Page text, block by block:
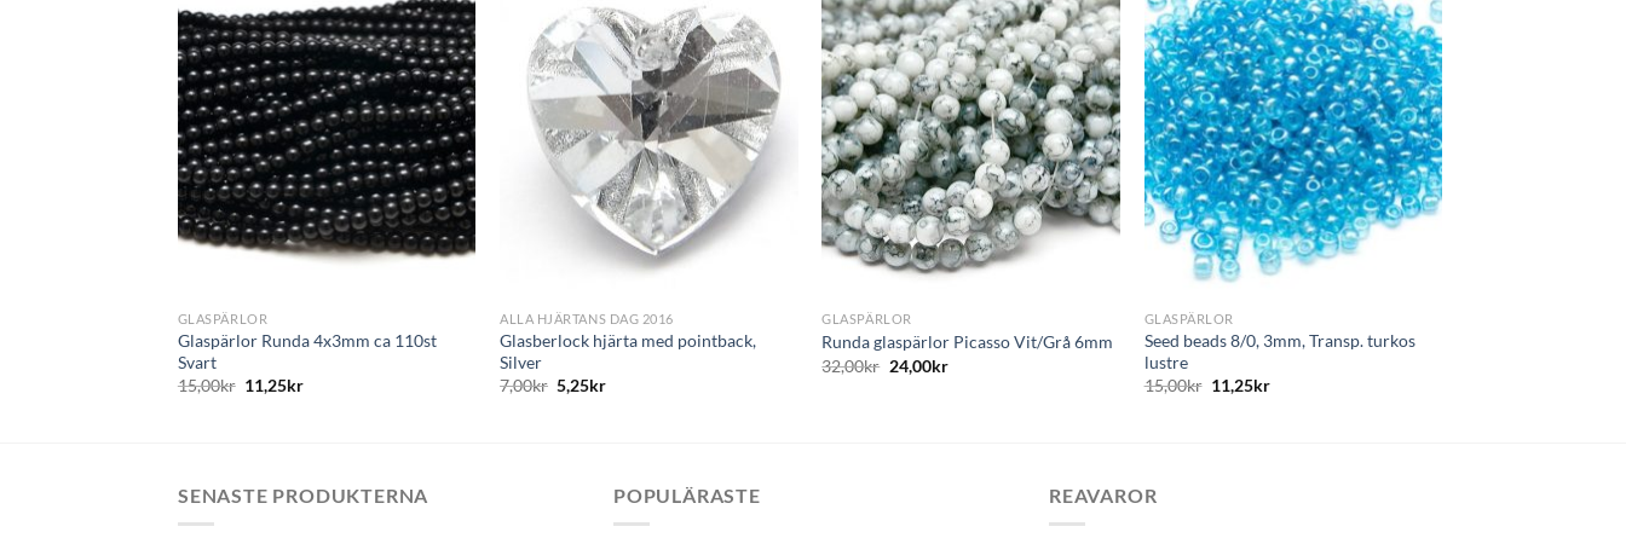
Lägg
till i
önskelistan
GLASPÄRLOR
Glaspärlor Runda 4x3mm ca 110st
Svart
15,00kr 11,25kr
Lägg
till i
önskelistan
ALLA HJÄRTANS DAG 2016
Glasberlock hjärta med pointback,
Silver
7,00kr 5,25kr
Lägg
till i
önskelistan
GLASPÄRLOR
Runda glaspärlor Picasso Vit/Grå 6mm
32,00kr 24,00kr
Lägg
till i
önskelistan
GLASPÄRLOR
Seed beads 8/0, 3mm, Transp. turkos
lustre
15,00kr 11,25kr
SENASTE PRODUKTERNA POPULÄRASTE REAVAROR